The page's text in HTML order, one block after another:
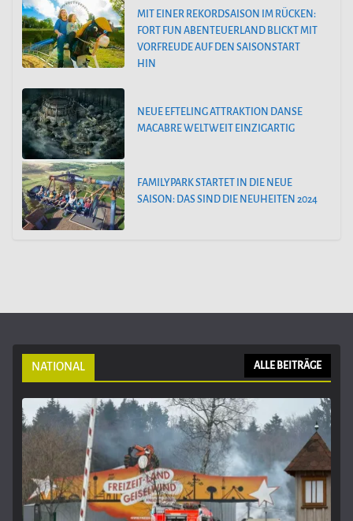
MIT EINER REKORDSAISON IM RÜCKEN:
FORT FUN ABENTEUERLAND BLICKT MIT
VORFREUDE AUF DEN SAISONSTART
HIN
NEUE EFTELING ATTRAKTION DANSE
MACABRE WELTWEIT EINZIGARTIG
FAMILYPARK STARTET IN DIE NEUE
SAISON: DAS SIND DIE NEUHEITEN 2024
NATIONAL ALLE BEITRÄGE